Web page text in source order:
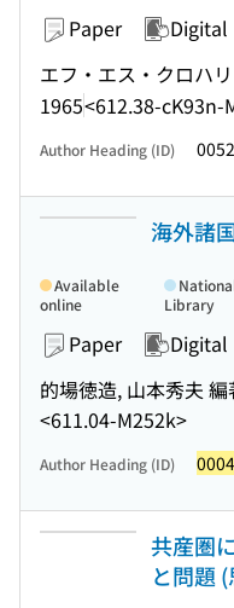
Paper Digital
エフ・エス・クロハ
1965<612.38-cK93n-
Author Heading (ID)
海外諸
Paper Digital
的場徳造, 山本秀夫 編
<611.04-M252k>
Available
online
Library
Author Heading (ID)
共産圏
と問題